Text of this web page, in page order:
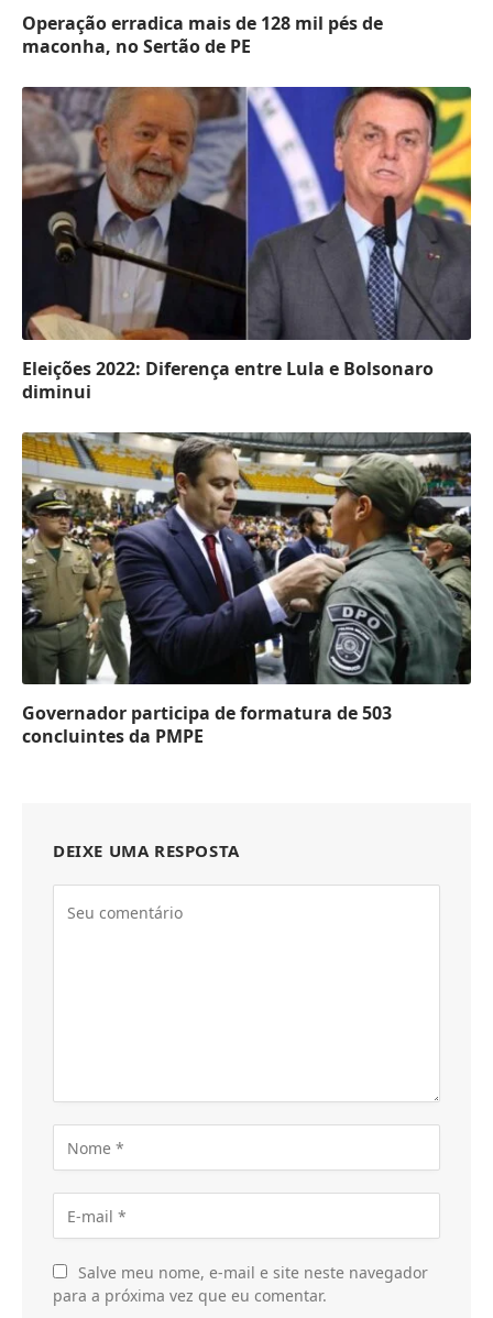
Operação erradica mais de 128 mil pés de
maconha, no Sertão de PE
Eleições 2022: Diferença entre Lula e Bolsonaro
diminui
Governador participa de formatura de 503
concluintes da PMPE
DEIXE UMA RESPOSTA
Salve meu nome, e-mail e site neste navegador
para a próxima vez que eu comentar.